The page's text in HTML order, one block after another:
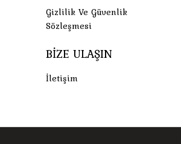
Gizlilik Ve Güvenlik
Sözleşmesi
BIZE ULAŞIN
İletişim